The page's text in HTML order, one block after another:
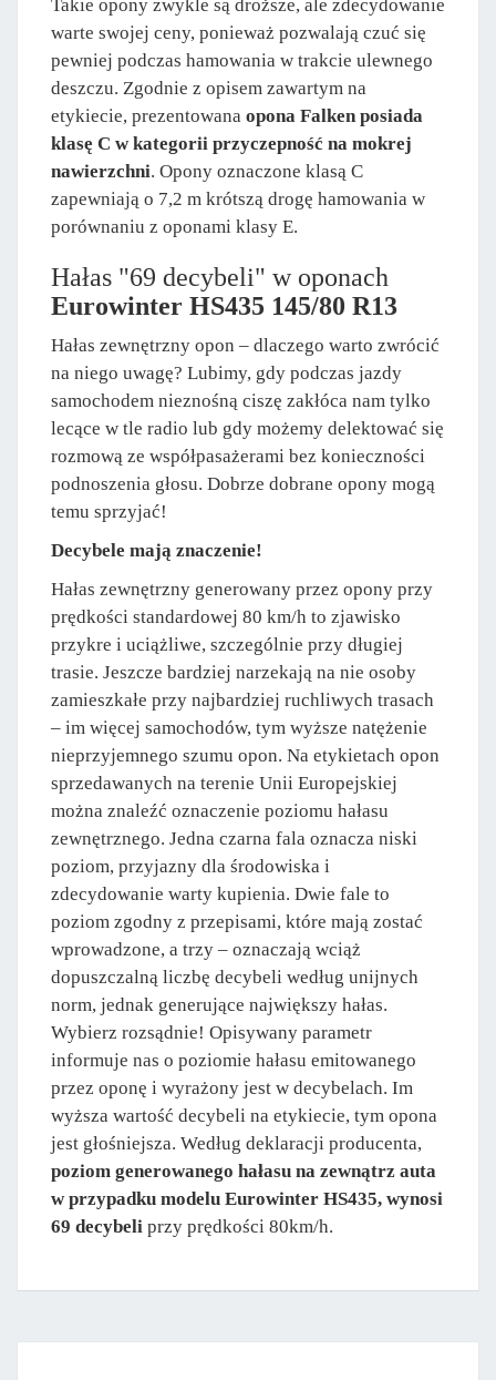
Takie opony zwykle są droższe, ale zdecydowanie
warte swojej ceny, ponieważ pozwalają czuć się
pewniej podczas hamowania w trakcie ulewnego
deszczu. Zgodnie z opisem zawartym na
etykiecie, prezentowana opona Falken posiada
klasę C w kategorii przyczepność na mokrej
nawierzchni. Opony oznaczone klasą C
zapewniają o 7,2 m krótszą drogę hamowania w
porównaniu z oponami klasy E.
Hałas "69 decybeli" w oponach
Eurowinter HS435 145/80 R13
Hałas zewnętrzny opon – dlaczego warto zwrócić
na niego uwagę? Lubimy, gdy podczas jazdy
samochodem nieznośną ciszę zakłóca nam tylko
lecące w tle radio lub gdy możemy delektować się
rozmową ze współpasażerami bez konieczności
podnoszenia głosu. Dobrze dobrane opony mogą
temu sprzyjać!
Decybele mają znaczenie!
Hałas zewnętrzny generowany przez opony przy
prędkości standardowej 80 km/h to zjawisko
przykre i uciążliwe, szczególnie przy długiej
trasie. Jeszcze bardziej narzekają na nie osoby
zamieszkałe przy najbardziej ruchliwych trasach
– im więcej samochodów, tym wyższe natężenie
nieprzyjemnego szumu opon. Na etykietach opon
sprzedawanych na terenie Unii Europejskiej
można znaleźć oznaczenie poziomu hałasu
zewnętrznego. Jedna czarna fala oznacza niski
poziom, przyjazny dla środowiska i
zdecydowanie warty kupienia. Dwie fale to
poziom zgodny z przepisami, które mają zostać
wprowadzone, a trzy – oznaczają wciąż
dopuszczalną liczbę decybeli według unijnych
norm, jednak generujące największy hałas.
Wybierz rozsądnie! Opisywany parametr
informuje nas o poziomie hałasu emitowanego
przez oponę i wyrażony jest w decybelach. Im
wyższa wartość decybeli na etykiecie, tym opona
jest głośniejsza. Według deklaracji producenta,
poziom generowanego hałasu na zewnątrz auta
w przypadku modelu Eurowinter HS435, wynosi
69 decybeli przy prędkości 80km/h.